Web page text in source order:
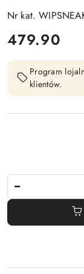
Nr kat.
cena:
479.90
Program
klientów.